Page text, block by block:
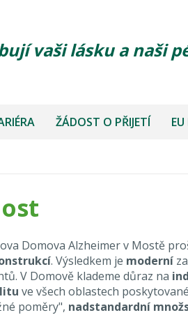
vaši lásku a naši
ŽÁDOST O PŘIJETÍ
Domova Alzheimer v Mostě
. Výsledkem je moderní
V Domově klademe důraz na
ve všech oblastech
poměry", nadstandardní